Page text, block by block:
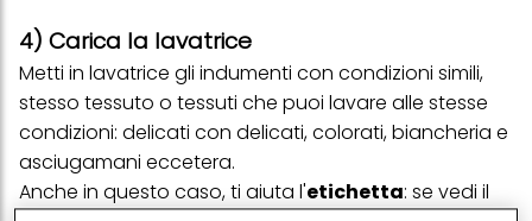
4) Carica la lavatrice
Metti in lavatrice gli indumenti con condizioni simili,
stesso tessuto o tessuti che puoi lavare alle stesse
condizioni: delicati con delicati, colorati, biancheria e
asciugamani eccetera.
Anche in questo caso, ti aiuta l'etichetta: se vedi il